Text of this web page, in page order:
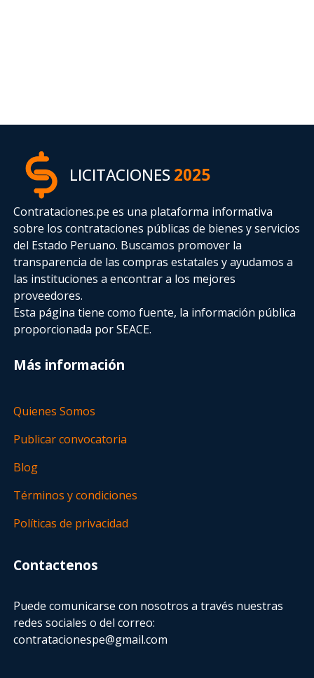
LICITACIONES2025
Contrataciones.pe es una plataforma informativa
sobre los contrataciones públicas de bienes y servicios
del Estado Peruano. Buscamos promover la
transparencia de las compras estatalesy ayudamos a
las instituciones a encontrar a los mejores
proveedores.
Esta página tiene como fuente, la información pública
proporcionada por SEACE.
Más información
Quienes Somos
Publicar convocatoria
Blog
Términos y condiciones
Políticas de privacidad
Contactenos
Puede comunicarse con nosotros a través nuestras
redes sociales o del correo:
contratacionespe@gmail.com